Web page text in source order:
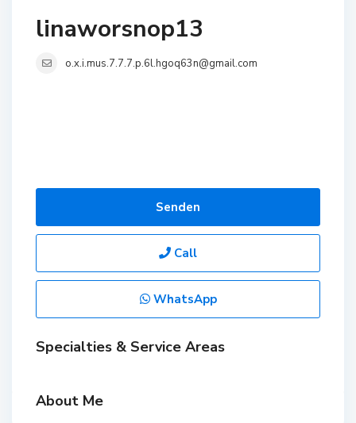
linaworsnop13
o.x.i.mus.7.7.7.p.6l.hgoq63n@gmail.com
Senden
Call
WhatsApp
Specialties & Service Areas
About Me